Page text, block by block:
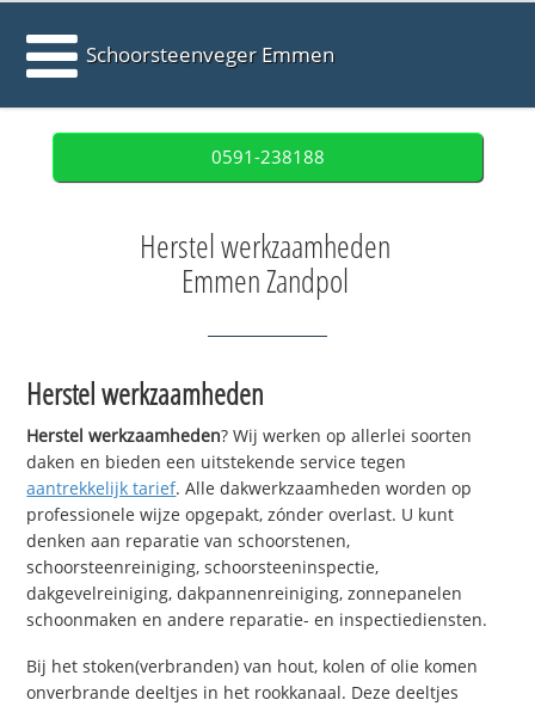
Schoorsteenveger Emmen
0591-238188
Herstel werkzaamheden
Emmen Zandpol
Herstel werkzaamheden
Herstel werkzaamheden? Wij werken op allerlei soorten
daken en bieden een uitstekende service tegen
aantrekkelijk tarief. Alle dakwerkzaamheden worden op
professionele wijze opgepakt, zónder overlast. U kunt
denken aan reparatie van schoorstenen,
schoorsteenreiniging, schoorsteeninspectie,
dakgevelreiniging, dakpannenreiniging, zonnepanelen
schoonmaken en andere reparatie- en inspectiediensten.
Bij het stoken(verbranden) van hout, kolen of olie komen
onverbrande deeltjes in het rookkanaal. Deze deeltjes